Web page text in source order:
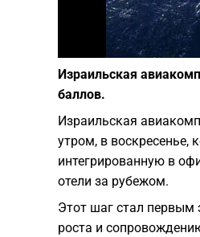
Израильская
баллов.
Израильская
утром, в
интегрированную в
отели за рубежом.
Этот шаг стал первым
роста и